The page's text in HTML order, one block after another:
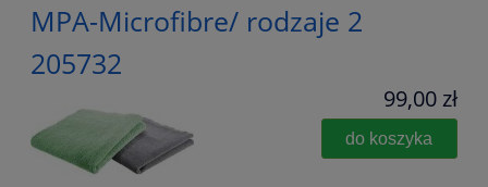
MPA-Microfibre/ rodzaje 2
205732
99,00 zł
do koszyka